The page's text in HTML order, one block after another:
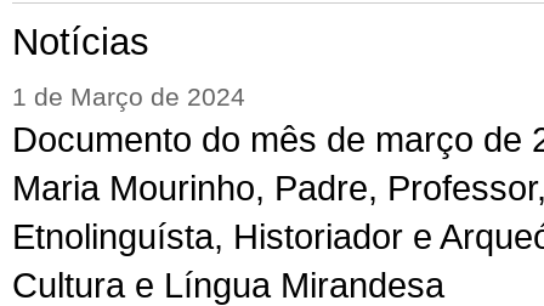
Notícias
1 de Março de 2024
Documento do mês de março de
Maria Mourinho, Padre,
Etnolinguísta, Historiador e
Cultura e Língua Mirandesa